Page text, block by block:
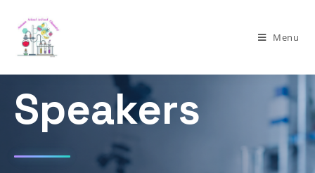
Menu
Speakers